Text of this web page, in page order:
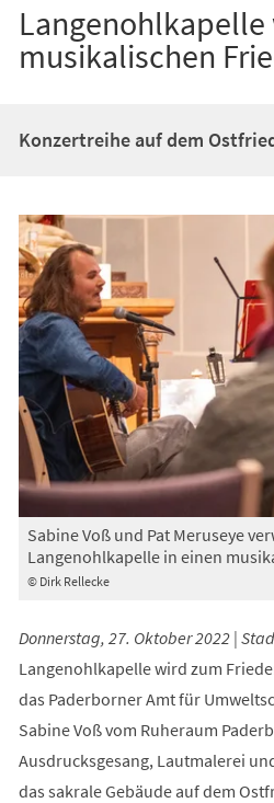
musikalischen
Konzertreihe auf dem
© Dirk Rellecke
Sabine Voß und Pat Meruseye
Langenohlkapelle in einen
Donnerstag, 27. Oktober 2022 |
Langenohlkapelle wird zum
das Paderborner Amt für
Sabine Voß vom Ruheraum
Ausdrucksgesang, Lautmalerei
das sakrale Gebäude auf dem